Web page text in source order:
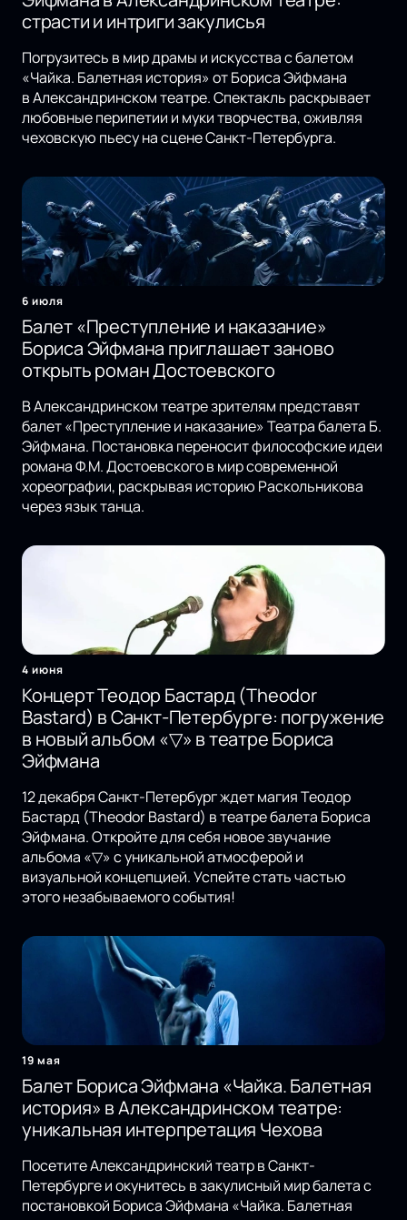
страсти и интриги закулисья
Погрузитесь в мир драмы и искусства с балетом
«Чайка. Балетная история» от Бориса Эйфмана
в Александринском театре. Спектакль раскрывает
любовные перипетии и муки творчества, оживляя
чеховскую пьесу на сцене Санкт-Петербурга.
6 июля
Балет «Преступление и наказание»
Бориса Эйфмана приглашает заново
открыть роман Достоевского
В Александринском театре зрителям представят
балет «Преступление и наказание» Театра балета Б.
Эйфмана. Постановка переносит философские идеи
романа Ф.М. Достоевского в мир современной
хореографии, раскрывая историю Раскольникова
через язык танца.
4 июня
Концерт Теодор Бастард (Theodor
Bastard) в Санкт-Петербурге: погружение
в новый альбом «▽» в театре Бориса
Эйфмана
12 декабря Санкт-Петербург ждет магия Теодор
Бастард (Theodor Bastard) в театре балета Бориса
Эйфмана. Откройте для себя новое звучание
альбома «▽» с уникальной атмосферой и
визуальной концепцией. Успейте стать частью
этого незабываемого события!
19 мая
Балет Бориса Эйфмана «Чайка. Балетная
история» в Александринском театре:
уникальная интерпретация Чехова
Посетите Александринский театр в Санкт-
Петербурге и окунитесь в закулисный мир балета с
постановкой Бориса Эйфмана «Чайка. Балетная